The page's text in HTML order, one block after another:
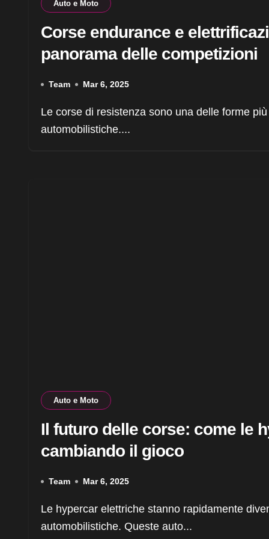
Auto e Moto
Corse endurance e
panorama delle competizioni
Team Mar 6, 2025
Le corse di resistenza sono una delle forme più impegnative e affascinanti di competizioni
automobilistiche....
Auto e Moto
Il futuro delle corse: come le
cambiando il gioco
Team Mar 6, 2025
Le hypercar elettriche stanno rapidamente diventando una realtà nel mondo delle corse
automobilistiche. Queste auto...